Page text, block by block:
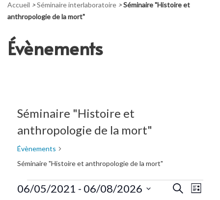
Accueil >Séminaire interlaboratoire >Séminaire "Histoire et
anthropologie de la mort"
Évènements
Séminaire "Histoire et
anthropologie de la mort"
Évènements
Séminaire "Histoire et anthropologie de la mort"
Recherche
Liste
06/05/2021 - 06/08/2026